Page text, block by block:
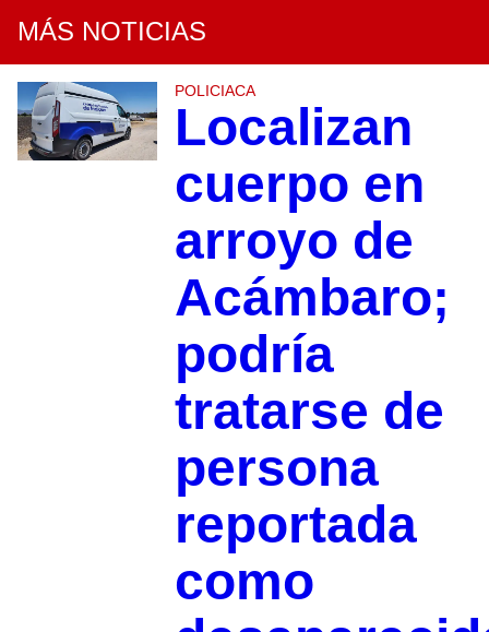
MÁS NOTICIAS
POLICIACA
Localizan
cuerpo en
arroyo de
Acámbaro;
podría
tratarse de
persona
reportada
como